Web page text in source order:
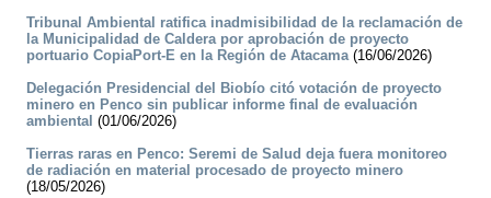
Tribunal Ambiental ratifica inadmisibilidad de la reclamación de
la Municipalidad de Caldera por aprobación de proyecto
portuario CopiaPort-E en la Región de Atacama(16/06/2026)
Delegación Presidencial del Biobío citó votación de proyecto
minero en Penco sin publicar informe final de evaluación
ambiental (01/06/2026)
Tierras raras en Penco: Seremi de Salud deja fuera monitoreo
de radiación en material procesado de proyecto minero
(18/05/2026)